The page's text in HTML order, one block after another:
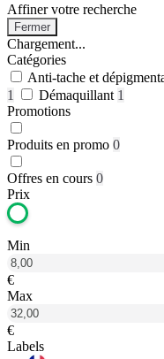
Affiner votre recherche
Fermer
Chargement...
Catégories
Anti-tache et
1
Démaquillant 1
Promotions
Produits en promo 0
Offres en cours 0
Prix
Min
€
Max
€
Labels